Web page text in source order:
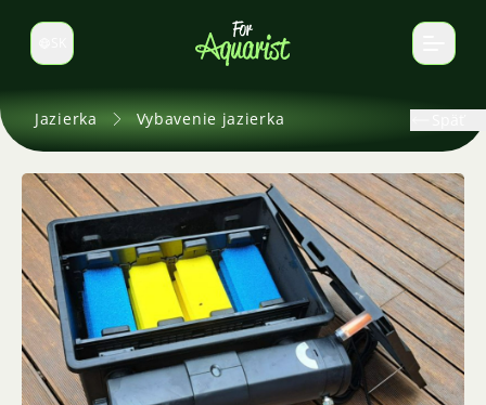
Prepnúť jazyk
Jazierka Vybavenie jazierka